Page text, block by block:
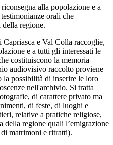
alla popolazione e a
orali che
regione.
e Val Colla raccoglie,
e a tutti gli interessati le
costituiscono la memoria
audiovisivo raccolto proviene
la possibilità di inserire le loro
nell'archivio. Si tratta
di carattere privato ma
di feste, di luoghi e
relative a pratiche religiose,
della regione quali l’emigrazione
matrimoni e ritratti).